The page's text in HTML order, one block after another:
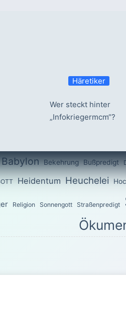
Häretiker
Wer steckt hinter
„Infokriegermcm“?
Babylon Bekehrung Bußpredigt
Heidentum Heuchelei
Religion Sonnengott Straßenpredigt